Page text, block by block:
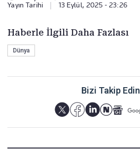
Yayın Tarihi 13 Eylül, 2025 - 23:26
Haberle İlgili Daha Fazlası
Dünya
Bizi Takip Edin